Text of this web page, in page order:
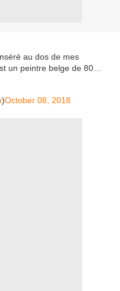
au dos de mes
un peintre belge de 80…
)October 08, 2018